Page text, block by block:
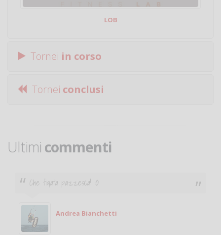
LOB
Tornei in corso
Tornei conclusi
Ultimi commenti
Ciao. Sono a Treviglio da poco e vorrei tornare a
Michele